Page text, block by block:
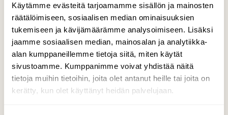
Käytämme evästeitä tarjoamamme sisällön ja mainosten
räätälöimiseen, sosiaalisen median ominaisuuksien
tukemiseen ja kävijämäärämme analysoimiseen. Lisäksi
jaamme sosiaalisen median, mainosalan ja analytiikka-
alan kumppaneillemme tietoja siitä, miten käytät
sivustoamme. Kumppanimme voivat yhdistää näitä
tietoja muihin tietoihin, joita olet antanut heille tai joita on
kerätty, kun olet käyttänyt heidän palvelujaan.
Kiskot
Puutavarajuna meni lumisateen jälkeen.